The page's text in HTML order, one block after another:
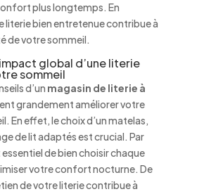
plus longtemps. En
literie bien entretenue contribue à
de votre sommeil.
global d’une literie
sommeil
d’un magasin de literie à
grandement améliorer votre
En effet, le choix d’un matelas,
de lit adaptés est crucial. Par
de bien choisir chaque
votre confort nocturne. De
de votre literie contribue à